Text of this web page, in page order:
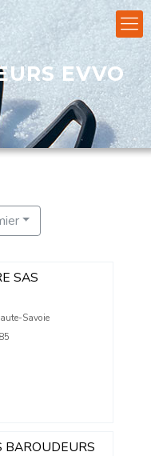
EVVO
SAS
Savoie
BAROUDEURS